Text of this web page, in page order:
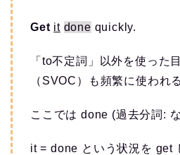
Get it done quickly.
「to不定詞」以外を使った
（SVOC）も頻繁に使われる
ここでは done (過去分詞:
it = done という状況を get